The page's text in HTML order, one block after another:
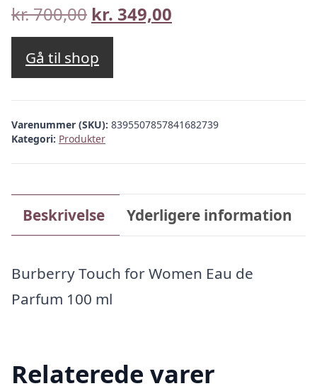
kr.700,00 Den
oprindelige
pris
var:
kr. 700,00.
kr. 349,00
kr. 349,00.
Gå til shop
Varenummer (SKU): 8395507857841682739
Kategori: Produkter
Beskrivelse Yderligere information
Burberry Touch for Women Eau de
Parfum 100 ml
Relaterede varer